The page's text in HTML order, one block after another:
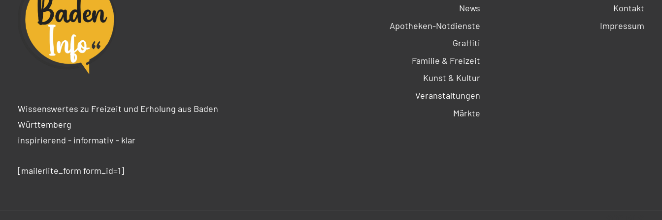
Wissenswertes zu Freizeit und Erholung aus Baden
Württemberg
inspirierend - informativ - klar
[mailerlite_form form_id=1]
News
Apotheken-Notdienste
Graffiti
Familie & Freizeit
Kunst & Kultur
Veranstaltungen
Märkte
Kontakt
Impressum